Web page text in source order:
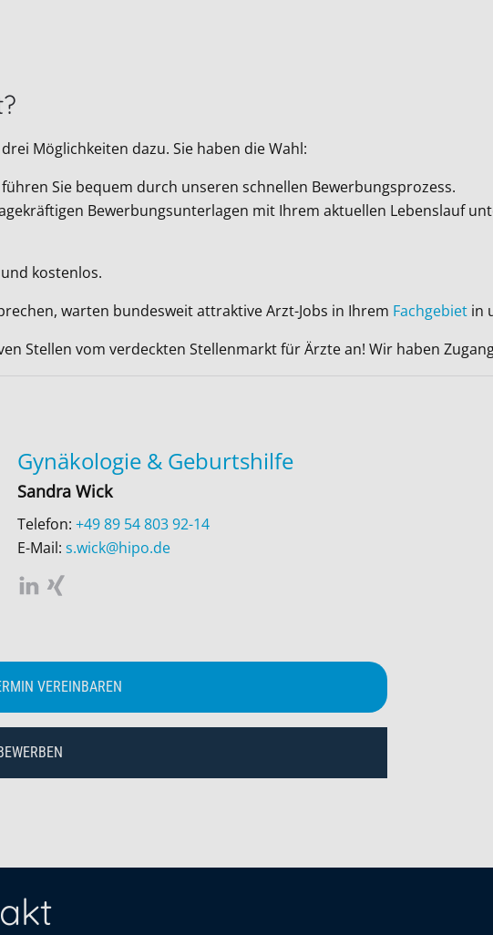
Möglichkeiten dazu. Sie haben die Wahl:
Sie bequem durch unseren schnellen Bewerbungsprozess.
Bewerbungsunterlagen mit Ihrem aktuellen Lebenslauf
kostenlos.
warten bundesweit attraktive Arzt-Jobs in Ihrem Fachgebiet in
Stellen vom verdeckten Stellenmarkt für Ärzte an! Wir haben
Gynäkologie & Geburtshilfe
Sandra Wick
Telefon:+49 89 54 803 92-14
E-Mail:s.wick@hipo.de
VEREINBAREN